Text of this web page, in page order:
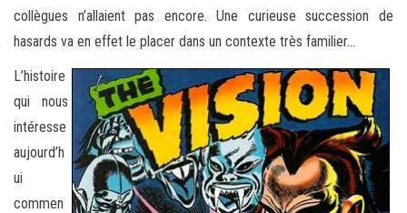
collègues n’allaient pas encore. Une curieuse succession de
hasards va en effet le placer dans un contexte très familier…
L’histoire
qui nous
intéresse
aujourd’h
ui
commen